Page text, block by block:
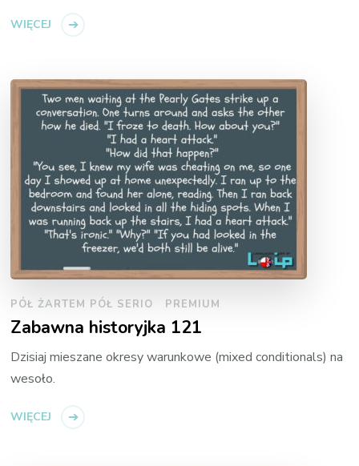
WIĘCEJ
PÓŁ ŻARTEM PÓŁ SERIO PREMIUM
Zabawna historyjka 121
Dzisiaj mieszane okresy warunkowe (mixed conditionals) na
wesoło.
WIĘCEJ